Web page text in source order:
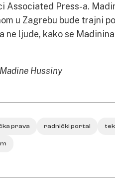
Associated Press-a.
u Zagrebu bude trajni
ljude, kako se
Hussiny
prava radnički portal